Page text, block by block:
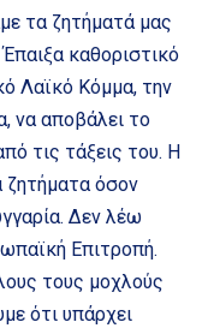
τα ζητήματά μας
Έπαιξα καθοριστικό
Λαϊκό Κόμμα, την
να αποβάλει το
τις τάξεις του. Η
ζητήματα όσον
Δεν λέω
Επιτροπή.
τους μοχλούς
ότι υπάρχει